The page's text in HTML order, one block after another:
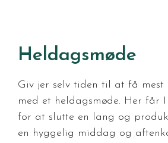
Heldagsmøde
Giv jer selv tiden til at få mest
med et heldagsmøde. Her får
for at slutte en lang og
en hyggelig middag og